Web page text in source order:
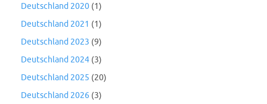
Deutschland 2020 (1)
Deutschland 2021 (1)
Deutschland 2023 (9)
Deutschland 2024 (3)
Deutschland 2025 (20)
Deutschland 2026 (3)